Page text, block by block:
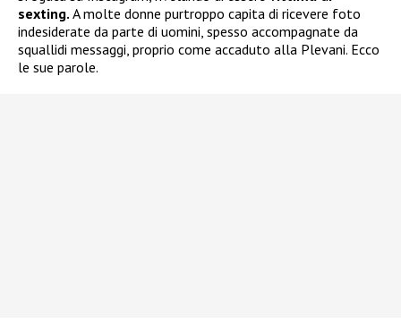
sexting. A molte donne purtroppo capita di ricevere foto
indesiderate da parte di uomini, spesso accompagnate da
squallidi messaggi, proprio come accaduto alla Plevani. Ecco
le sue parole.